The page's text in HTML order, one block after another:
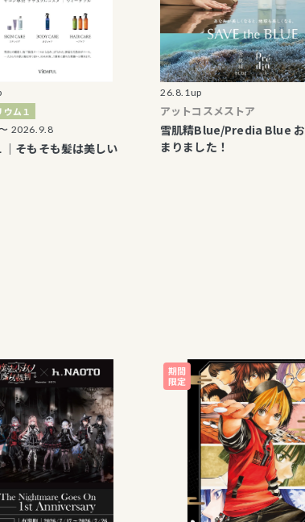
も髪は美しい
26.8.1up
アットコスメストア
雪肌精Blue/Predia Blue お取扱始
まりました！